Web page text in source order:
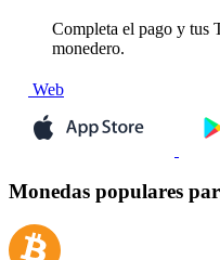
Completa el pago y tus
monedero.
Web
Monedas populares